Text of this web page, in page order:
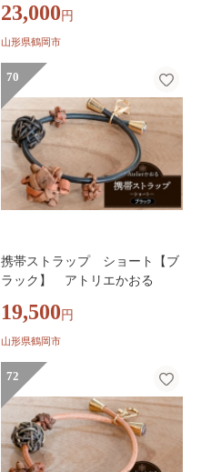
23,000 円
山形県鶴岡市
70
携帯ストラップ ショート【ブ
ラック】 アトリエかおる
19,500 円
山形県鶴岡市
72